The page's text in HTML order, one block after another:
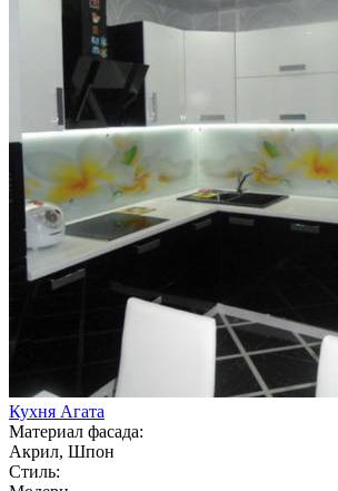
Кухня Агата
Материал фасада:
Акрил, Шпон
Стиль: